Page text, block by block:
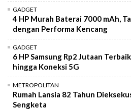
GADGET
4 HP Murah Baterai 7000 mAh,
dengan Performa Kencang
GADGET
6 HP Samsung Rp2 Jutaan
hingga Koneksi 5G
METROPOLITAN
Rumah Lansia 82 Tahun
Sengketa